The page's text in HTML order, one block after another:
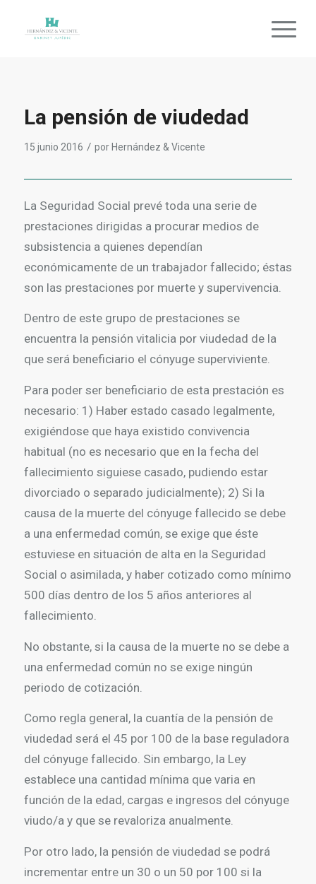
La pensión de viudedad
15 junio 2016 / por Hernández & Vicente
La Seguridad Social prevé toda una serie de
prestaciones dirigidas a procurar medios de
subsistencia a quienes dependían
económicamente de un trabajador fallecido; éstas
son las prestaciones por muerte y supervivencia.
Dentro de este grupo de prestaciones se
encuentra la pensión vitalicia por viudedad de la
que será beneficiario el cónyuge superviviente.
Para poder ser beneficiario de esta prestación es
necesario: 1) Haber estado casado legalmente,
exigiéndose que haya existido convivencia
habitual (no es necesario que en la fecha del
fallecimiento siguiese casado, pudiendo estar
divorciado o separado judicialmente); 2) Si la
causa de la muerte del cónyuge fallecido se debe
a una enfermedad común, se exige que éste
estuviese en situación de alta en la Seguridad
Social o asimilada, y haber cotizado como mínimo
500 días dentro de los 5 años anteriores al
fallecimiento.
No obstante, si la causa de la muerte no se debe a
una enfermedad común no se exige ningún
periodo de cotización.
Como regla general, la cuantía de la pensión de
viudedad será el 45 por 100 de la base reguladora
del cónyuge fallecido. Sin embargo, la Ley
establece una cantidad mínima que varia en
función de la edad, cargas e ingresos del cónyuge
viudo/a y que se revaloriza anualmente.
Por otro lado, la pensión de viudedad se podrá
incrementar entre un 30 o un 50 por 100 si la